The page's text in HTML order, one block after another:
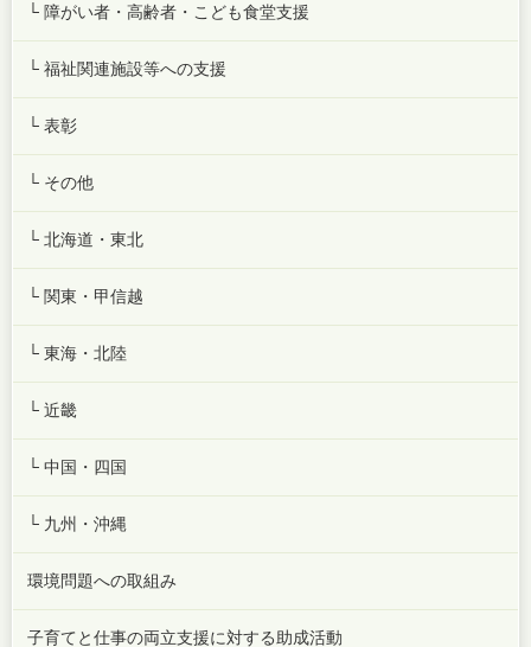
└ 障がい者・高齢者・こども食堂支援
└ 福祉関連施設等への支援
└ 表彰
└ その他
└ 北海道・東北
└ 関東・甲信越
└ 東海・北陸
└ 近畿
└ 中国・四国
└ 九州・沖縄
環境問題への取組み
子育てと仕事の両立支援に対する助成活動